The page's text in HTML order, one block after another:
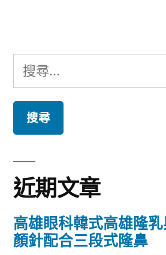
搜
尋
鍵
字:
近期文章
高雄眼科韓式高雄隆
顏針配合三段式隆鼻